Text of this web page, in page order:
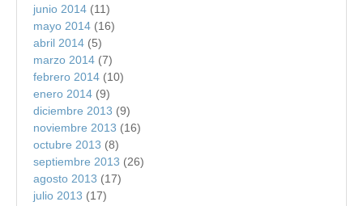
junio 2014 (11)
mayo 2014 (16)
abril 2014 (5)
marzo 2014 (7)
febrero 2014 (10)
enero 2014 (9)
diciembre 2013 (9)
noviembre 2013 (16)
octubre 2013 (8)
septiembre 2013 (26)
agosto 2013 (17)
julio 2013 (17)